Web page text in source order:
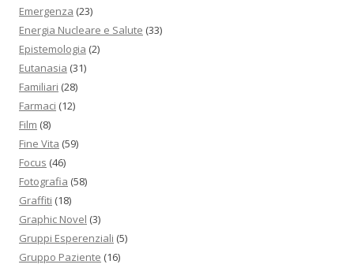
Emergenza (23)
Energia Nucleare e Salute (33)
Epistemologia (2)
Eutanasia (31)
Familiari (28)
Farmaci (12)
Film (8)
Fine Vita (59)
Focus (46)
Fotografia (58)
Graffiti (18)
Graphic Novel (3)
Gruppi Esperenziali (5)
Gruppo Paziente (16)